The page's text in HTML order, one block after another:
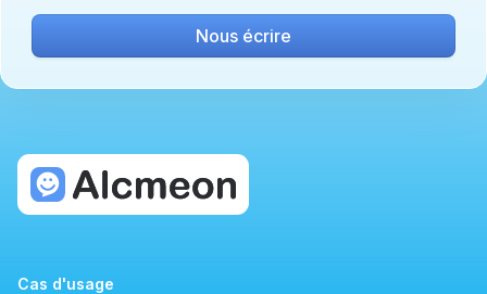
Nous écrire
Cas d'usage